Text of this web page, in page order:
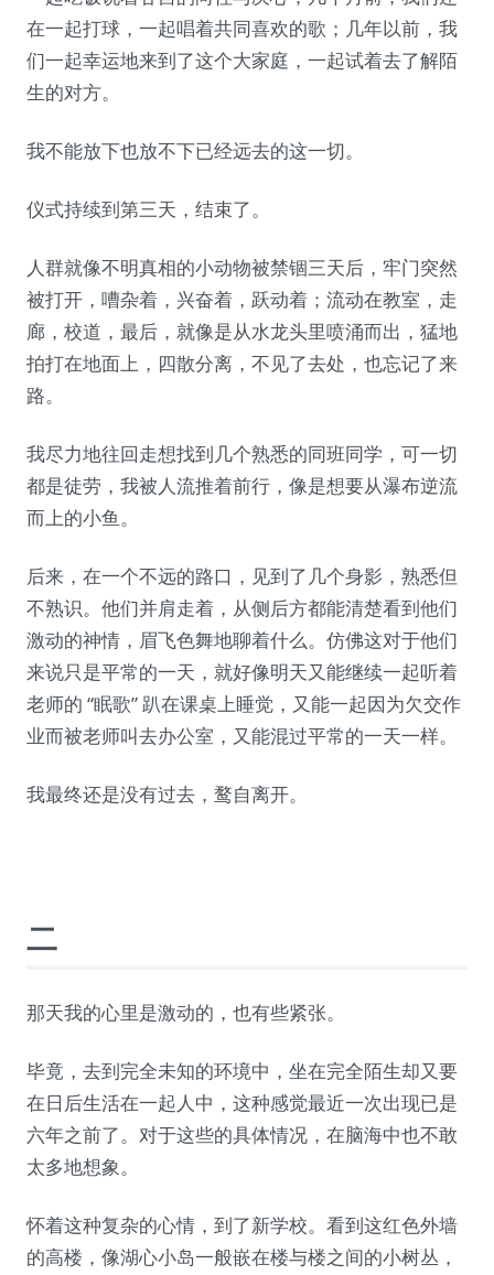
在一起打球，一起唱着共同喜欢的歌；几年以前，我
们一起幸运地来到了这个大家庭，一起试着去了解陌
生的对方。
我不能放下也放不下已经远去的这一切。
仪式持续到第三天，结束了。
人群就像不明真相的小动物被禁锢三天后，牢门突然
被打开，嘈杂着，兴奋着，跃动着；流动在教室，走
廊，校道，最后，就像是从水龙头里喷涌而出，猛地
拍打在地面上，四散分离，不见了去处，也忘记了来
路。
我尽力地往回走想找到几个熟悉的同班同学，可一切
都是徒劳，我被人流推着前行，像是想要从瀑布逆流
而上的小鱼。
后来，在一个不远的路口，见到了几个身影，熟悉但
不熟识。他们并肩走着，从侧后方都能清楚看到他们
激动的神情，眉飞色舞地聊着什么。仿佛这对于他们
来说只是平常的一天，就好像明天又能继续一起听着
老师的 “眠歌” 趴在课桌上睡觉，又能一起因为欠交作
业而被老师叫去办公室，又能混过平常的一天一样。
我最终还是没有过去，鹜自离开。
二
那天我的心里是激动的，也有些紧张。
毕竟，去到完全未知的环境中，坐在完全陌生却又要
在日后生活在一起人中，这种感觉最近一次出现已是
六年之前了。对于这些的具体情况，在脑海中也不敢
太多地想象。
怀着这种复杂的心情，到了新学校。看到这红色外墙
的高楼，像湖心小岛一般嵌在楼与楼之间的小树丛，